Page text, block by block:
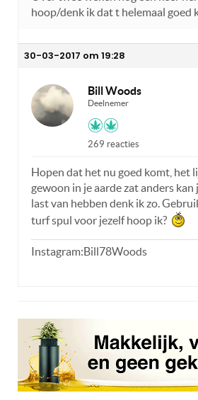
hoop/denk ik dat t helemaal goed
30-03-2017 om 19:28
Bill Woods
Deelnemer
269 reacties
Hopen dat het nu goed komt, het
gewoon in je aarde zat anders kan
last van hebben denk ik zo.
turf spul voor jezelf hoop ik?
Instagram:Bill78Woods